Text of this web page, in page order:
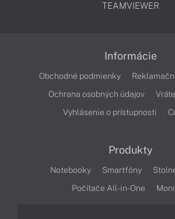
TEAMVIEWER
Informácie
Obchodné podmienky
Ochrana osobných údajov
Vyhlásenie o prístupnosti
Produkty
Notebooky Smartfóny
Počítače All-in-One